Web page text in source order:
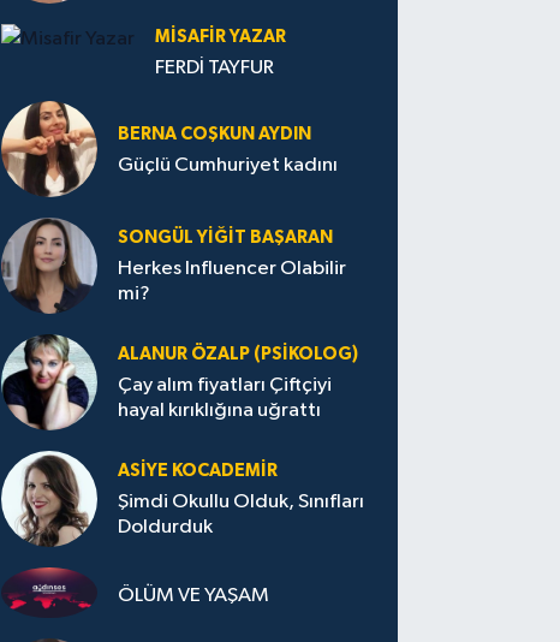
MISAFIR YAZAR
FERDİ TAYFUR
BERNA COŞKUN AYDIN
Güçlü Cumhuriyet kadını
SONGÜL YIĞIT BAŞARAN
Herkes Influencer Olabilir
mi?
ALANUR ÖZALP (PSIKOLOG)
Çay alım fiyatları Çiftçiyi
hayal kırıklığına uğrattı
ASIYE KOCADEMİR
Şimdi Okullu Olduk, Sınıfları
Doldurduk
ÖLÜM VE YAŞAM